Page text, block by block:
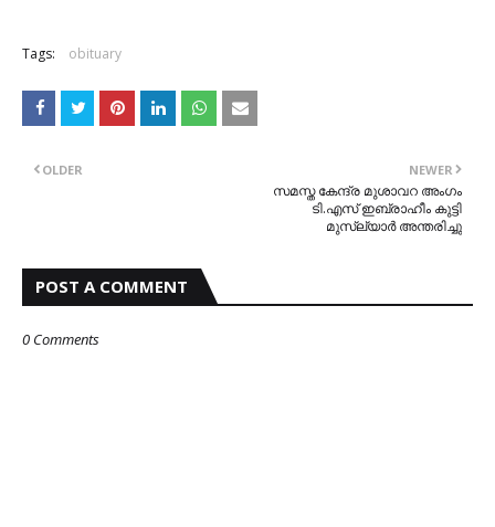
Tags: obituary
NEWER
സമസ്ത കേന്ദ്ര മുശാവറ അംഗം
ടി.എസ് ഇബ്രാഹീം കുട്ടി
മുസ്ല്യാർ അന്തരിച്ചു
OLDER
POST A COMMENT
0 Comments